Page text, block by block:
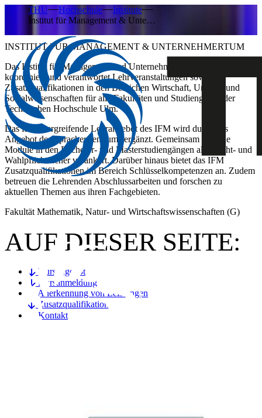
THU Hochschule
Institute
Institut für Management & Unte…
INSTITUT FÜR MANAGEMENT & UNTERNEHMERTUM
Das Institut für Management und Unternehmertum (IFM)
koordiniert und verantwortet Lehrveranstaltungen sowie
Zusatzqualifikationen in den Bereichen Wirtschaft, Umwelt und
Sozialwissenschaften für alle Fakultäten und Studiengänge der
Technischen Hochschule Ulm.
Das fachübergreifende Lehrangebot des IFM wird durch das
Angebot des Sprachenzentrums ergänzt. Gemeinsam sind die
Module in den Bachelor- und Masterstudiengängen als Pflicht- und
Wahlpflichtfächer verankert. Darüber hinaus bietet das IFM
Zusatzqualifikationen im Bereich Schlüsselkompetenzen an. Zudem
betreuen die Lehrenden Abschlussarbeiten und forschen zu
aktuellen Themen aus ihren Fachgebieten.
Fakultät Mathematik, Natur- und Wirtschaftswissenschaften (G)
AUF DIESER SEITE:
Kursangebot
Kursanmeldung
Anerkennung von Leistungen
Zusatzqualifikationen
Kontakt